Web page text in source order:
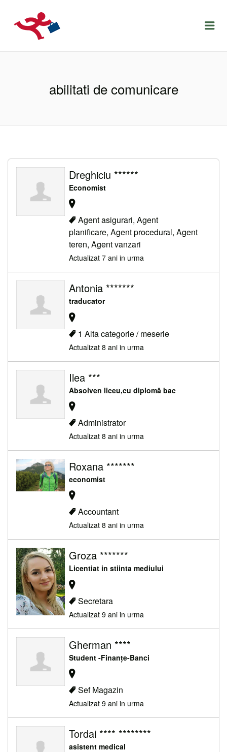
LOCURIDEMUNCACLUJ.NET
abilitati de comunicare
Dreghiciu ******
Economist
Agent asigurari, Agent
planificare, Agent procedural, Agent
teren, Agent vanzari
Actualizat 7 ani in urma
Antonia *******
traducator
1 Alta categorie / meserie
Actualizat 8 ani in urma
Ilea ***
Absolven liceu,cu diplomă bac
Administrator
Actualizat 8 ani in urma
Roxana *******
economist
Accountant
Actualizat 8 ani in urma
Groza *******
Licentiat in stiinta mediului
Secretara
Actualizat 9 ani in urma
Gherman ****
Student -Finanțe-Banci
Sef Magazin
Actualizat 9 ani in urma
Tordai **** ********
asistent medical